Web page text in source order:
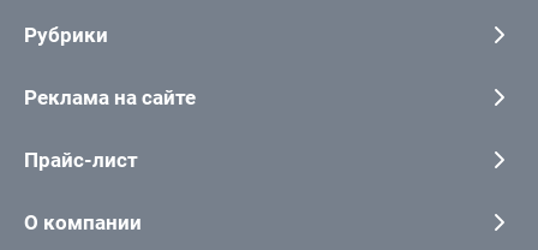
Рубрики
Реклама на сайте
Прайс-лист
О компании